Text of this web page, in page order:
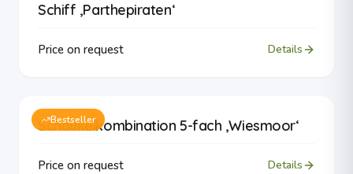
Schiff ‚Parthepiraten‘
Price on request Details
Bestseller
Schaukelkombination 5-fach ‚Wiesmoor‘
Price on request Details